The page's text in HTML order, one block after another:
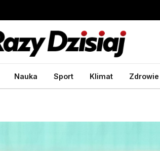
Nauka Sport Klimat Zdrowie